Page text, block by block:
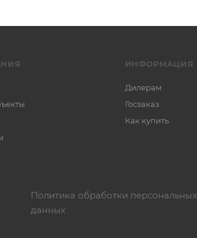
ИНФОРМАЦИЯ
Дилерам
Госзаказ
Как купить
Политика обработки персональных
данных